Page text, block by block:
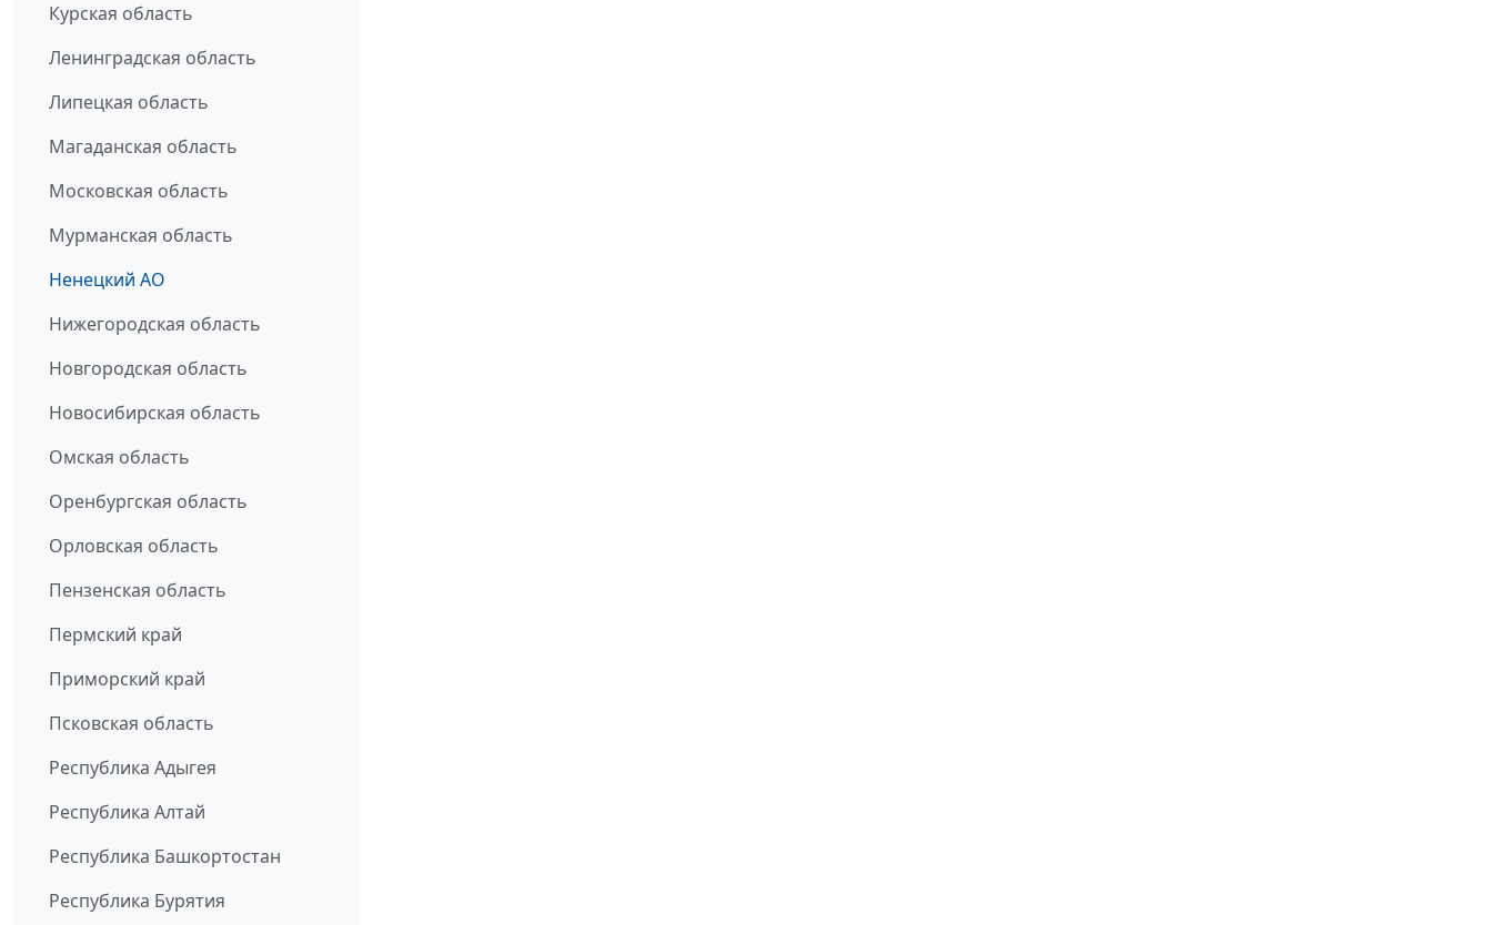
Курская область
Ленинградская область
Липецкая область
Магаданская область
Московская область
Мурманская область
Ненецкий АО
Нижегородская область
Новгородская область
Новосибирская область
Омская область
Оренбургская область
Орловская область
Пензенская область
Пермский край
Приморский край
Псковская область
Республика Адыгея
Республика Алтай
Республика Башкортостан
Республика Бурятия